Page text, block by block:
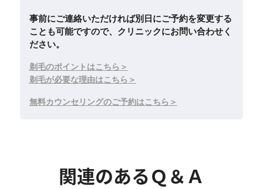
事前にご連絡いただければ別日にご予約を変更する
ことも可能ですので、クリニックにお問い合わせく
ださい。
剃毛のポイントはこちら
剃毛が必要な理由はこちら
無料カウンセリングのご予約はこちら
関連のあるＱ＆Ａ